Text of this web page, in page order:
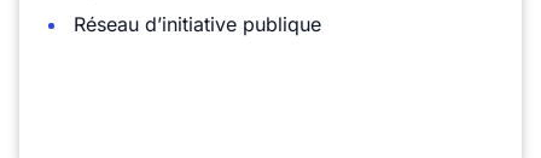
Réseau d’initiative publique